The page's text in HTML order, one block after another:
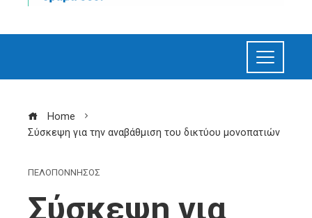
Home
Σύσκεψη για την αναβάθμιση του δικτύου μονοπατιών
ΠΕΛΟΠΟΝΝΗΣΟΣ
Σύσκεψη για